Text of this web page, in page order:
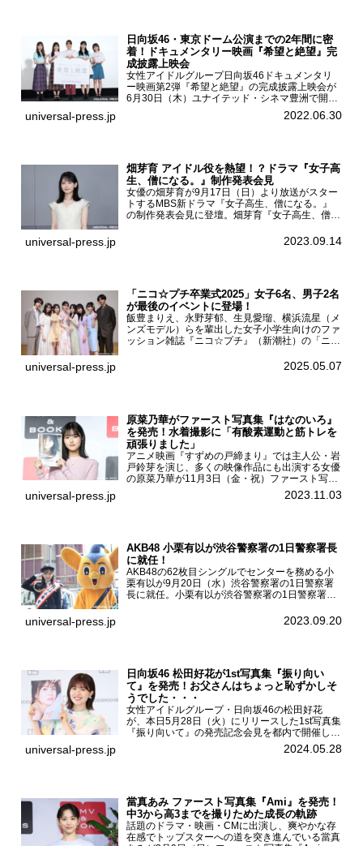
日向坂46・東京ドーム公演までの2年間に密
着！ドキュメンタリー映画『希望と絶望』完
成披露上映会
女性アイドルグループ日向坂46ドキュメンタリ
ー映画第2弾『希望と絶望』の完成披露上映会が
6月30日（木）ユナイテッド・シネマ豊洲で開催
され、日向坂46メンバーの加藤史帆、齊藤京
子、佐々木久美、富田鈴花、松田好花の5人が登
universal-press.jp 2022.06.30
畑芽育 アイドル役を熱望！？ドラマ『女子高
生、僧になる。』制作発表会見
女優の畑芽育が9月17日（日）より放送がスター
トするMBS新ドラマ『女子高生、僧になる。』
の制作発表会見に登壇。畑芽育『女子高生、僧に
ーについて「下白石麦は頭にビックリマークと、
universal-press.jp 2023.09.14
「ニコ☆プチ卒業式2025」女子6名、男子2名
が最後のイベントに登場！
飯豊まりえ、永野芽郁、生見愛瑠、横浜流星（メ
ンズモデル）らを輩出した女子小学生向けのファ
ッション雑誌『ニコ☆プチ』（新潮社）の「ニコ
モード学園コクーンタワーで開催され、卒業モデ
universal-press.jp 2025.05.07
原菜乃華がファースト写真集『はなのいろ』
を発売！水着撮影に「有酸素運動と筋トレを
頑張りました」
アニメ映画『すずめの戸締まり』では主人公・岩
戸鈴芽を演じ、多くの映像作品にも出演する女優
の原菜乃華が11月3日（金・祝）ファースト写真
集『はなのいろ』発売記念イベントを
HMV&BOOKS SHIBUYAで開催した。原菜乃華フ
universal-press.jp 2023.11.03
AKB48 小栗有以が渋谷警察署の1日警察署長
に就任！
AKB48の62枚目シングルでセンターを務める小
栗有以が9月20日（水）渋谷警察署の1日警察署
長に就任。小栗有以が渋谷警察署の1日警察署長
での10日間実施される令和5年 秋の全国交通安全
universal-press.jp 2023.09.20
日向坂46 松田好花が1st写真集『振り向い
て』を発売！お父さんはちょっと恥ずかしそ
うでした・・・
女性アイドルグループ・日向坂46の松田好花
が、本日5月28日（火）にリリースした1st写真集
『振り向いて』の発売記念会見を都内で開催し
た。日向坂46 松田好花1st写真集『振り向いて』
発売記念会見写真集では日向坂46の松田好花を
universal-press.jp 2024.05.28
當真あみ ファースト写真集『Ami』を発売！
中3から高3までを撮りためた成長の軌跡
話題のドラマ・映画・CMに出演し、爽やかな存
在感でトップスターへの道を突き進んでいる當真